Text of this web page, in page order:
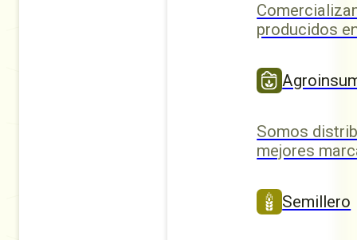
producidos
Somos
mejores
Semillero